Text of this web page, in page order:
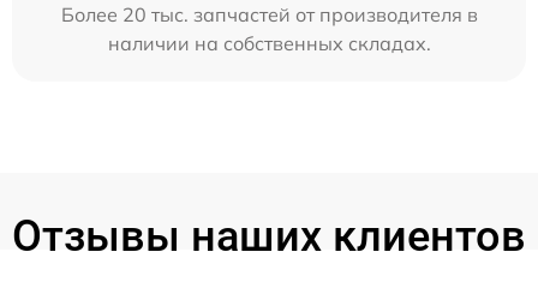
Более 20 тыс. запчастей от производителя в
наличии на собственных складах.
Отзывы наших клиентов